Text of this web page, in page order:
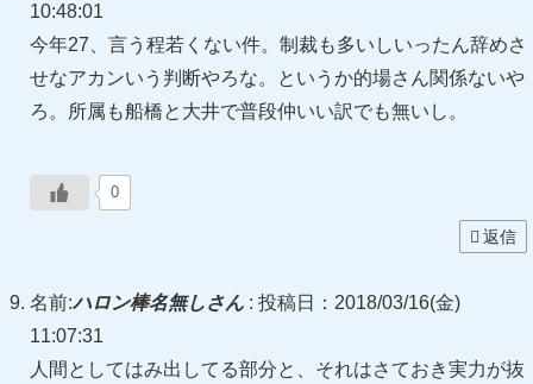
10:48:01
今年27、言う程若くない件。制裁も多いしいったん辞めさ
せなアカンいう判断やろな。というか的場さん関係ないや
ろ。所属も船橋と大井で普段仲いい訳でも無いし。
0
返信
名前:ハロン棒名無しさん : 投稿日：2018/03/16(金)
11:07:31
人間としてはみ出してる部分と、それはさておき実力が抜